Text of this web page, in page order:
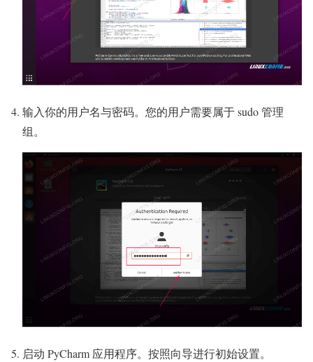
输入你的用户名与密码。您的用户需要属于 sudo 管理
组。
启动 PyCharm 应用程序。按照向导进行初始设置。